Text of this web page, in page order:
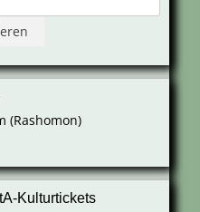
(Rashomon)
Kulturtickets